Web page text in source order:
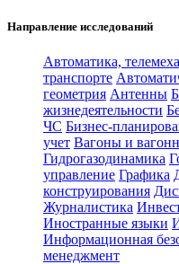
Направление исследований
Автоматика,
транспорте
геометрия Антенны
жизнедеятельности
ЧС Бизнес-
учет Вагоны и
Гидрогазодинамика
управление Графика
конструирования
Журналистика
Иностранные языки
Информационная
менеджмент